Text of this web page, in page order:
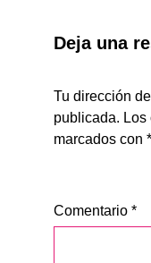
Deja una
Tu dirección
publicada.
marcados con *
Comentario *